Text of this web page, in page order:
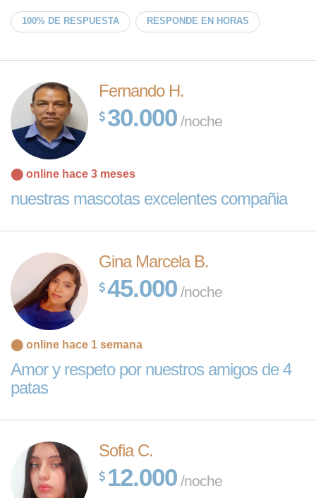
100% DE RESPUESTA RESPONDE EN HORAS
Fernando H.
30.000 /noche
⬤ online hace 3 meses
nuestras mascotas excelentes compañia
Gina Marcela B.
45.000 /noche
⬤ online hace 1 semana
Amor y respeto por nuestros amigos de 4
patas
Sofia C.
12.000 /noche